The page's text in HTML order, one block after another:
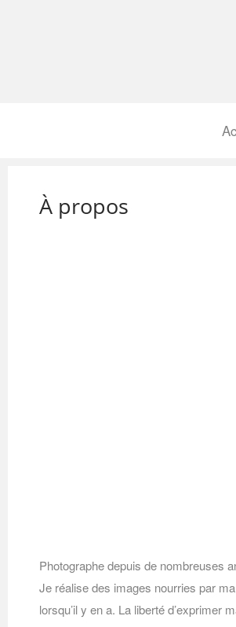
À propos
Photographe depuis de nombreuses
Je réalise des images nourries par
lorsqu’il y en a. La liberté d’exprimer